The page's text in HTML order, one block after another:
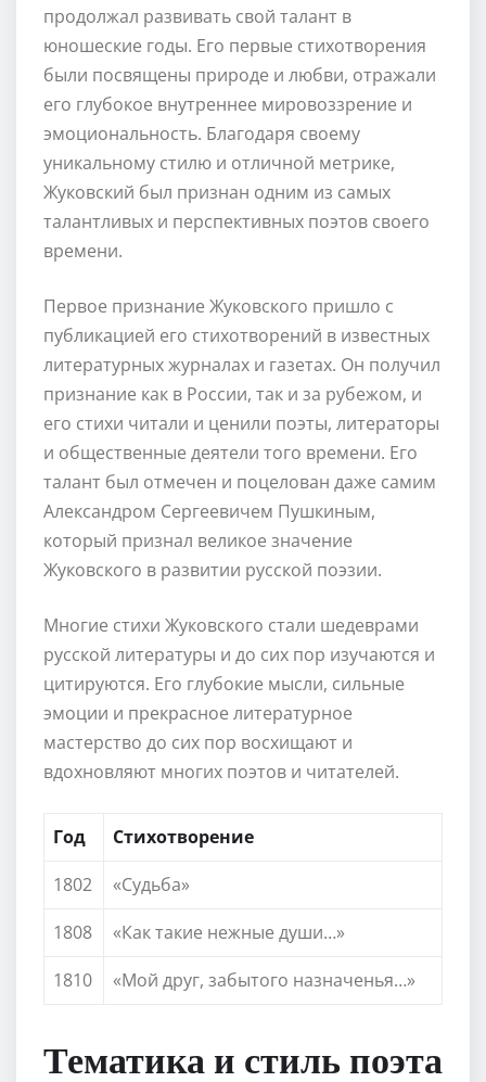
продолжал развивать свой талант в
юношеские годы. Его первые стихотворения
были посвящены природе и любви, отражали
его глубокое внутреннее мировоззрение и
эмоциональность. Благодаря своему
уникальному стилю и отличной метрике,
Жуковский был признан одним из самых
талантливых и перспективных поэтов своего
времени.
Первое признание Жуковского пришло с
публикацией его стихотворений в известных
литературных журналах и газетах. Он получил
признание как в России, так и за рубежом, и
его стихи читали и ценили поэты, литераторы
и общественные деятели того времени. Его
талант был отмечен и поцелован даже самим
Александром Сергеевичем Пушкиным,
который признал великое значение
Жуковского в развитии русской поэзии.
Многие стихи Жуковского стали шедеврами
русской литературы и до сих пор изучаются и
цитируются. Его глубокие мысли, сильные
эмоции и прекрасное литературное
мастерство до сих пор восхищают и
вдохновляют многих поэтов и читателей.
Год
Стихотворение
1802
«Судьба»
1808
«Как такие нежные души…»
1810
«Мой друг, забытого назначенья…»
Тематика и стиль поэта